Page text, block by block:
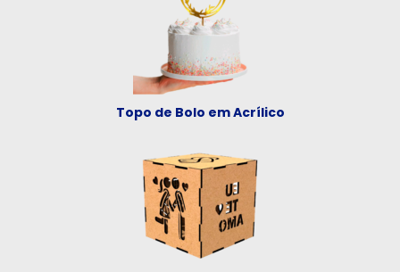
Topo de Bolo em Acrílico